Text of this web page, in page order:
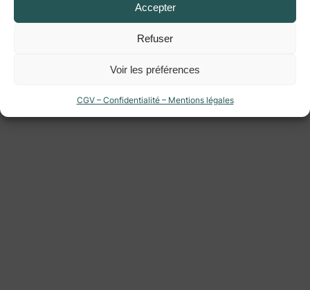
Accepter
Refuser
Voir les préférences
CGV – Confidentialité – Mentions légales